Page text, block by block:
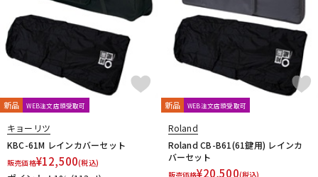
新品 WEB注文店頭受取可
キョーリツ
KBC-61M レインカバーセット
販売価格¥12,500(税込)
新品 WEB注文店頭受取可
Roland
Roland CB-B61(61鍵用) レインカ
バーセット
販売価格¥20,500(税込)